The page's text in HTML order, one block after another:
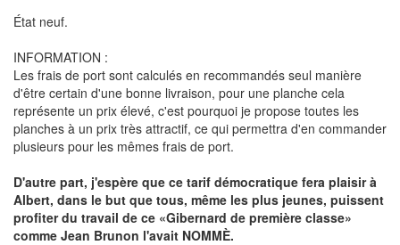
État neuf.
INFORMATION :
Les frais de port sont calculés en recommandés seul manière
d'être certain d'une bonne livraison, pour une planche cela
représente un prix élevé, c'est pourquoi je propose toutes les
planches à un prix très attractif, ce qui permettra d'en commander
plusieurs pour les mêmes frais de port.
D'autre part, j'espère que ce tarif démocratique fera plaisir à
Albert, dans le but que tous, même les plus jeunes, puissent
profiter du travail de ce «Gibernard de première classe»
comme Jean Brunon l'avait NOMMÈ.